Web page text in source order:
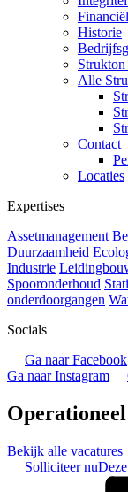
Historie
Alle
Contact
Locaties
Expertises
Assetmanagement
Duurzaamheid
Industrie
Spooronderhoud
onderdoorgangen
Socials
Ga naar Facebook
Ga naar Instagram
Bekijk alle vacatures
Solliciteer nu